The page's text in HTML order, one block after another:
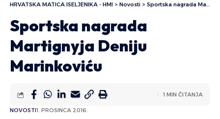
HRVATSKA MATICA ISELJENIKA - HMI > Novosti > Sportska nagrada Martignyja Deniju Marinkoviću
Sportska nagrada
Martignyja Deniju
Marinkoviću
NOVOSTI1. PROSINCA 2016.
1 MIN ČITANJA